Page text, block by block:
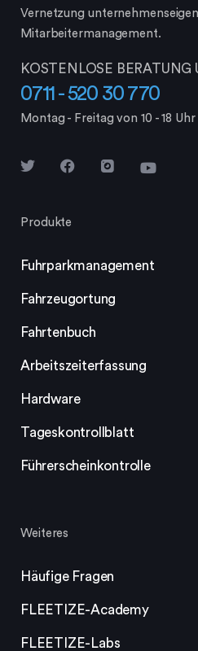
Vernetzung
Mitarbeiter­management.
KOSTENLOSE BERATUNG
0711 - 520 30 770
Montag - Freitag von 10 - 18 Uhr
Produkte
Fuhrparkmanagement
Fahrzeugortung
Fahrtenbuch
Arbeitszeiterfassung
Hardware
Tageskontrollblatt
Führerscheinkontrolle
Weiteres
Häufige Fragen
FLEETIZE-Academy
FLEETIZE-Labs